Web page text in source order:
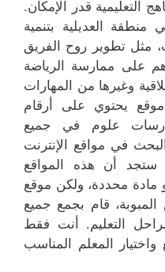
التعليمية قدر الإمكان.
منطقة العديلية بتنمية
مثل تطوير روح الفريق
على ممارسة الرياضة
وغيرها من المهارات
موقع يحتوي على أرقام
علوم في جميع
في مواقع الإنترنت
ستجد أن هذه المواقع
محددة، ولكن موقع
المبوبة، قام بجمع جميع
التعليم. أنت فقط
المعلم المناسب